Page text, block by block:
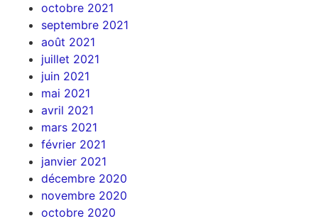
octobre 2021
septembre 2021
août 2021
juillet 2021
juin 2021
mai 2021
avril 2021
mars 2021
février 2021
janvier 2021
décembre 2020
novembre 2020
octobre 2020